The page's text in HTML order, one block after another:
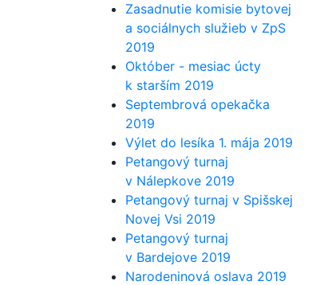
Zasadnutie komisie bytovej
a sociálnych služieb v ZpS
2019
Október - mesiac úcty
k starším 2019
Septembrová opekačka
2019
Výlet do lesíka 1. mája 2019
Petangový turnaj
v Nálepkove 2019
Petangový turnaj v Spišskej
Novej Vsi 2019
Petangový turnaj
v Bardejove 2019
Narodeninová oslava 2019